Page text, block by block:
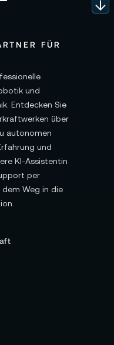
FÜR
und
Entdecken Sie
über
autonomen
und
KI-Assistentin
per
Weg in die